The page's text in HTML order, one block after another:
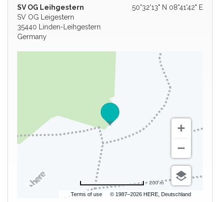
50°32'13" N 08°41'42" E
SV OG Leihgestern
SV OG Leigestern
35440 Linden-Leihgestern
Germany
Terms of use © 1987–2026 HERE, Deutschland
200 m